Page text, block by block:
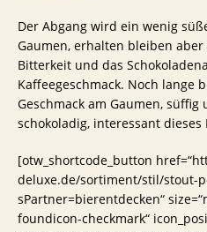
Der Abgang wird ein wenig
Gaumen, erhalten bleiben
Bitterkeit und das
Kaffeegeschmack. Noch lange
Geschmack am Gaumen,
schokoladig, interessant dieses
[otw_shortcode_button
deluxe.de/sortiment/stil/stout-
sPartner=bierentdecken“
foundicon-checkmark“